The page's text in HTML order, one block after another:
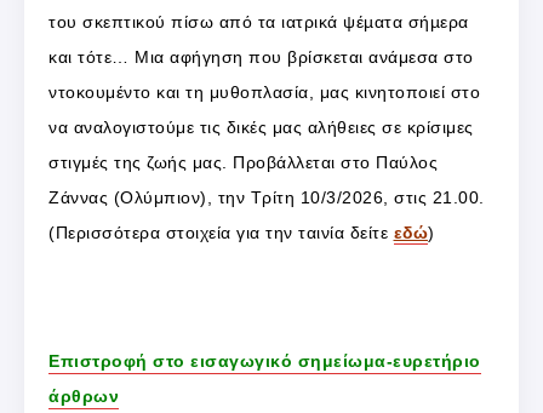
του σκεπτικού πίσω από τα ιατρικά ψέµατα σήµερα
και τότε… Μια αφήγηση που βρίσκεται ανάμεσα στο
ντοκουμέντο και τη μυθοπλασία, μας κινητοποιεί στο
να αναλογιστούμε τις δικές μας αλήθειες σε κρίσιμες
στιγμές της ζωής μας. Προβάλλεται στο Παύλος
Ζάννας (Ολύμπιον), την Τρίτη 10/3/2026, στις 21.00.
(Περισσότερα στοιχεία για την ταινία δείτε εδώ)
Επιστροφή στο εισαγωγικό σημείωμα-ευρετήριο
άρθρων